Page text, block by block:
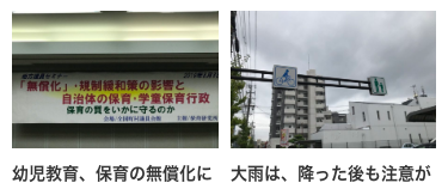
幼児教育、保育の無償化に
大雨は、降った後も注意が